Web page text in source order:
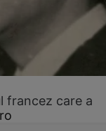
francez care a